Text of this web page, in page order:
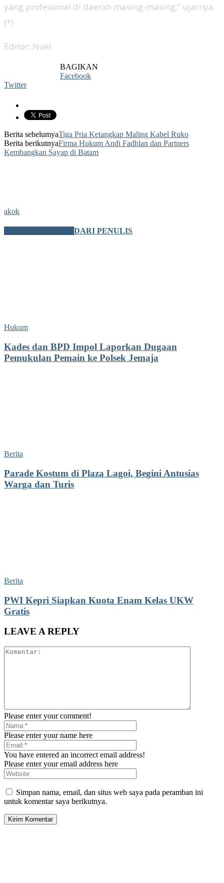
yang profesional di daerah masing-masing,” ujarnya.
(*)
Editor: Nuel
BAGIKAN
Facebook
Twitter
Berita sebelumyaTiga Pria Ketangkap Maling Kabel Ruko
Berita berikutnyaFirma Hukum Andi Fadhlan dan Partners
Kembangkan Sayap di Batam
akok
DARI PENULIS
Hukum
Kades dan BPD Impol Laporkan Dugaan
Pemukulan Pemain ke Polsek Jemaja
Berita
Parade Kostum di Plaza Lagoi, Begini Antusias
Warga dan Turis
Berita
PWI Kepri Siapkan Kuota Enam Kelas UKW
Gratis
LEAVE A REPLY
Please enter your comment!
Please enter your name here
You have entered an incorrect email address!
Please enter your email address here
Simpan nama, email, dan situs web saya pada peramban ini
untuk komentar saya berikutnya.